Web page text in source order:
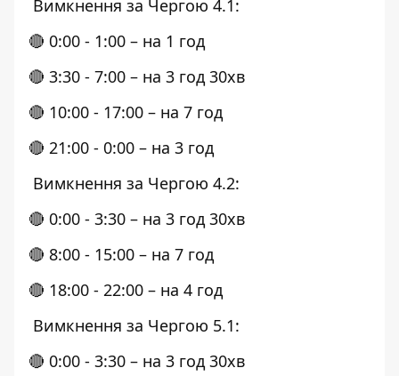
Вимкнення за Чергою 4.1:
🔴 0:00 - 1:00 – на 1 год
🔴 3:30 - 7:00 – на 3 год 30хв
🔴 10:00 - 17:00 – на 7 год
🔴 21:00 - 0:00 – на 3 год
Вимкнення за Чергою 4.2:
🔴 0:00 - 3:30 – на 3 год 30хв
🔴 8:00 - 15:00 – на 7 год
🔴 18:00 - 22:00 – на 4 год
Вимкнення за Чергою 5.1:
🔴 0:00 - 3:30 – на 3 год 30хв